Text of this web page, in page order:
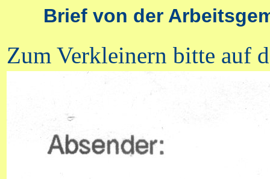
Brief von der
Zum Verkleinern bitte auf